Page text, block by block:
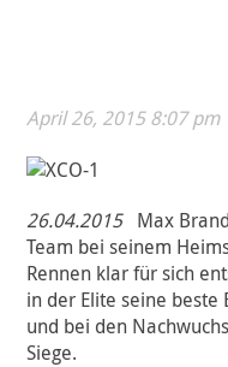
April 26, 2015 8:07 pm
26.04.2015 Max
Team bei seinem
Rennen klar für sich
in der Elite seine
und bei den
Siege.